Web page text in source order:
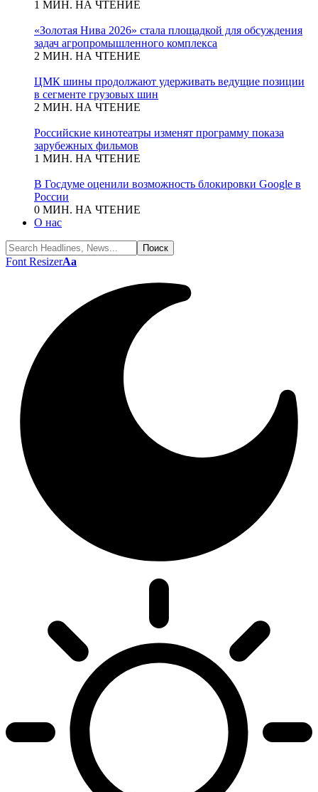
1 МИН. НА ЧТЕНИЕ
«Золотая Нива 2026» стала площадкой для обсуждения
задач агропромышленного комплекса
2 МИН. НА ЧТЕНИЕ
ЦМК шины продолжают удерживать ведущие позиции
в сегменте грузовых шин
2 МИН. НА ЧТЕНИЕ
Российские кинотеатры изменят программу показа
зарубежных фильмов
1 МИН. НА ЧТЕНИЕ
В Госдуме оценили возможность блокировки Google в
России
0 МИН. НА ЧТЕНИЕ
О нас
Font ResizerAa